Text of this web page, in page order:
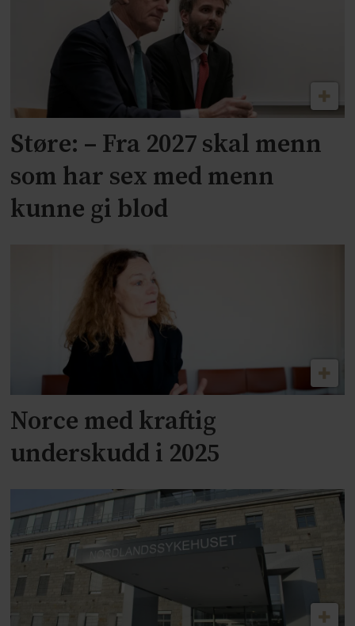
Støre: – Fra 2027 skal menn
som har sex med menn
kunne gi blod
Norce med kraftig
underskudd i 2025